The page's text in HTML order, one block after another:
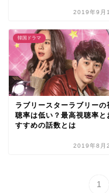
2019年9月
韓国ドラマ
ラブリースターラブリーの
聴率は低い？最高視聴率と
すすめの話数とは
2019年8月
1